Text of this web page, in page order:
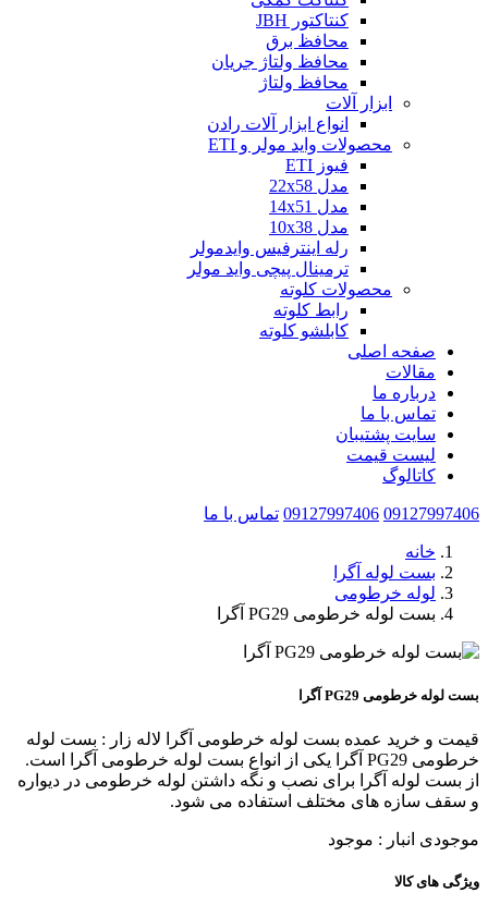
کنتاکتور JBH
محافظ برق
محافظ ولتاژ جریان
محافظ ولتاژ
ابزار آلات
انواع ابزار آلات رادن
محصولات واید مولر و ETI
فیوز ETI
مدل 22x58
مدل 14x51
مدل 10x38
رله اینترفیس وایدمولر
ترمینال پیچی واید مولر
محصولات کلوته
رابط کلوته
کابلشو کلوته
صفحه اصلی
مقالات
درباره ما
تماس با ما
سایت پشتیبان
لیست قیمت
کاتالوگ
09127997406
09127997406 تماس با ما
خانه
بست لوله آگرا
لوله خرطومی
بست لوله خرطومی PG29 آگرا
بست لوله خرطومی PG29 آگرا
قیمت و خرید عمده بست لوله خرطومی آگرا لاله زار : بست لوله
خرطومی PG29 آگرا یکی از انواع بست لوله خرطومی آگرا است.
از بست لوله آگرا برای نصب و نگه داشتن لوله خرطومی در دیواره
و سقف سازه های مختلف استفاده می شود.
موجودی انبار : موجود
ویژگی های کالا